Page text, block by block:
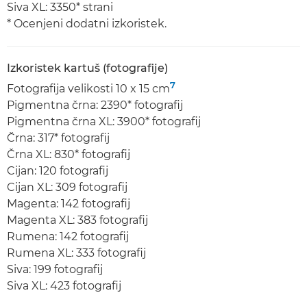
Siva XL: 3350* strani
* Ocenjeni dodatni izkoristek.
Izkoristek kartuš (fotografije)
Fotografija velikosti 10 x 15 cm7
Pigmentna črna: 2390* fotografij
Pigmentna črna XL: 3900* fotografij
Črna: 317* fotografij
Črna XL: 830* fotografij
Cijan: 120 fotografij
Cijan XL: 309 fotografij
Magenta: 142 fotografij
Magenta XL: 383 fotografij
Rumena: 142 fotografij
Rumena XL: 333 fotografij
Siva: 199 fotografij
Siva XL: 423 fotografij